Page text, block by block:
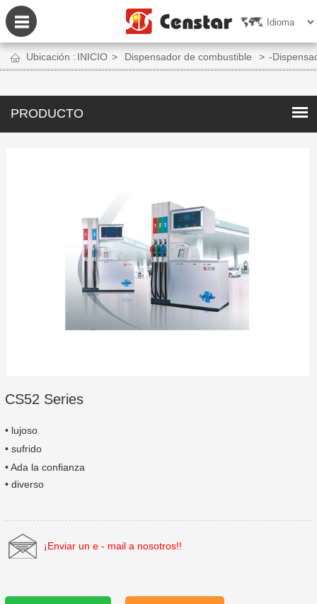
Ubicación : INICIO > Dispensador de combustible > -
PRODUCTO
CS52 Series
• lujoso
• sufrido
• Ada la confianza
• diverso
¡Enviar un e - mail a nosotros!!